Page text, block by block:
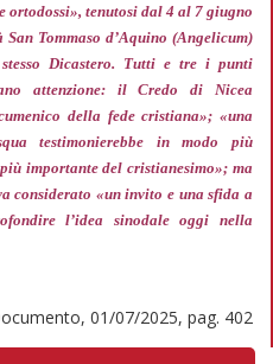
tenutosi dal 4 al 7 giugno
Tommaso d’Aquino (Angelicum)
Dicastero. Tutti e tre i punti
attenzione: il Credo di Nicea
della fede cristiana»; «una
testimonierebbe in modo più
importante del cristianesimo»; ma
considerato «un invito e una sfida a
l’idea sinodale oggi nella
01/07/2025, pag. 402